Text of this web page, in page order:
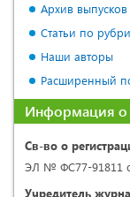
Архив выпусков
Статьи по
Наши авторы
Расширенный
Информация о
Св-во о
ЭЛ № ФС77-91811
Учредитель